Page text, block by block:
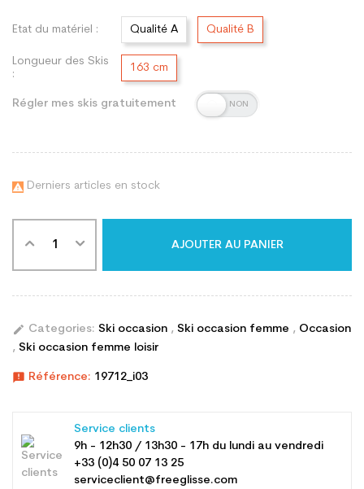
Etat du matériel : Qualité A Qualité B
Longueur des Skis
:
163 cm
Régler mes skis gratuitement
 Derniers articles en stock
AJOUTER AU PANIER
edit Categories: Ski occasion , Ski occasion femme , Occasion
, Ski occasion femme loisir
announcement Référence: 19712_i03
Service clients
9h - 12h30 / 13h30 - 17h du lundi au vendredi
+33 (0)4 50 07 13 25
serviceclient@freeglisse.com